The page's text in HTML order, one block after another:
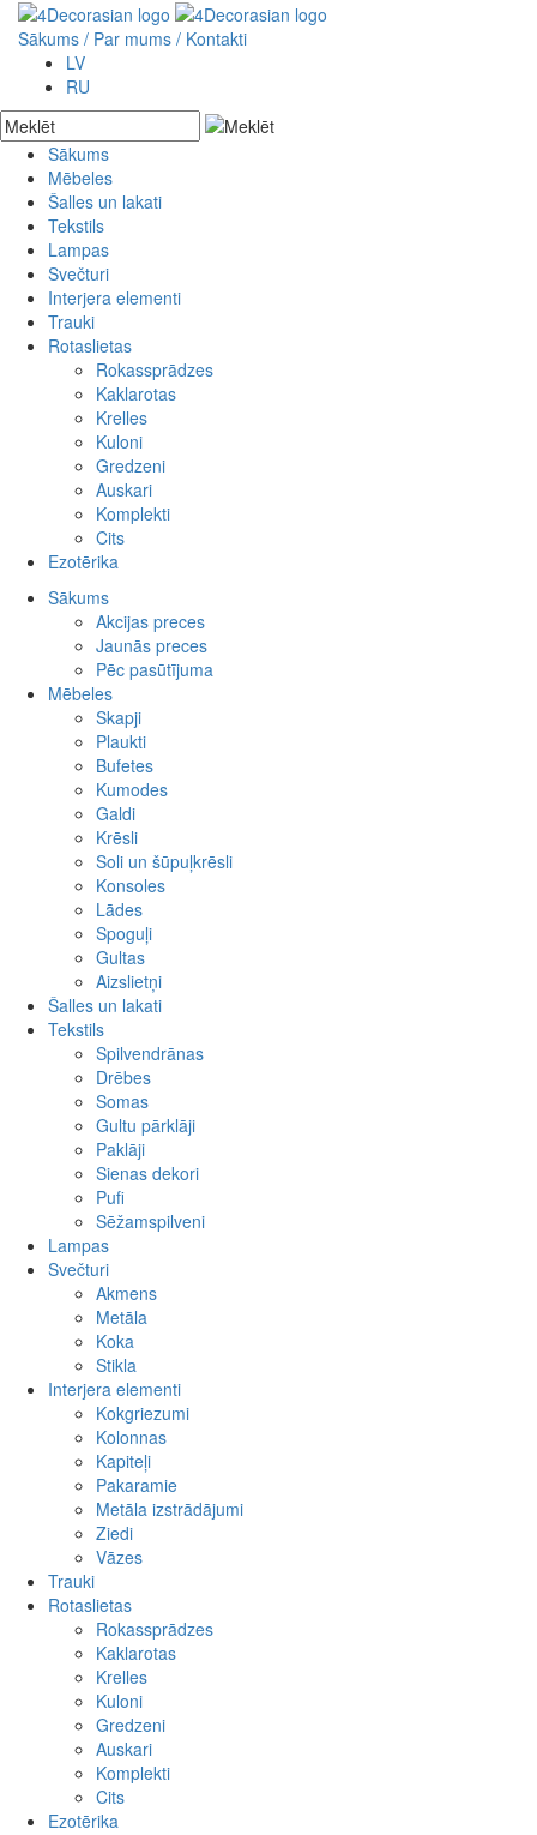
Sākums / Par mums / Kontakti
LV
RU
Sākums
Akcijas preces
Jaunās preces
Pēc pasūtījuma
Mēbeles
Skapji
Plaukti
Bufetes
Kumodes
Galdi
Soli un šūpuļkrēsli
Konsoles
Lādes
Spoguļi
Gultas
Aizslietņi
Šalles un lakati
Tekstils
Spilvendrānas
Drēbes
Somas
Paklāji
Sienas dekori
Pufi
Sēžamspilveni
Lampas
Svečturi
Akmens
Koka
Stikla
Interjera elementi
Kolonnas
Kapiteļi
Pakaramie
Metāla izstrādājumi
Ziedi
Vāzes
Trauki
Rotaslietas
Rokassprādzes
Kaklarotas
Krelles
Kuloni
Gredzeni
Auskari
Komplekti
Cits
Ezotērika
Sākums
Akcijas preces
Jaunās preces
Pēc pasūtījuma
Mēbeles
Skapji
Plaukti
Bufetes
Kumodes
Galdi
Krēsli
Soli un šūpuļkrēsli
Konsoles
Lādes
Spoguļi
Gultas
Aizslietņi
Šalles un lakati
Tekstils
Spilvendrānas
Drēbes
Somas
Gultu pārklāji
Paklāji
Sienas dekori
Pufi
Sēžamspilveni
Lampas
Svečturi
Akmens
Metāla
Koka
Stikla
Interjera elementi
Kokgriezumi
Kolonnas
Kapiteļi
Pakaramie
Metāla izstrādājumi
Ziedi
Vāzes
Trauki
Rotaslietas
Rokassprādzes
Kaklarotas
Krelles
Kuloni
Gredzeni
Auskari
Komplekti
Cits
Ezotērika